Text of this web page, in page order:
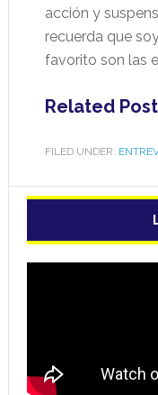
acción y
recuerda que
favorito son las
Related
FILED UNDER: